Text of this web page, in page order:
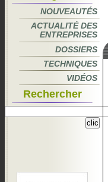
NOUVEAUTÉS
ACTUALITÉ DES
ENTREPRISES
DOSSIERS
TECHNIQUES
VIDÉOS
Rechercher